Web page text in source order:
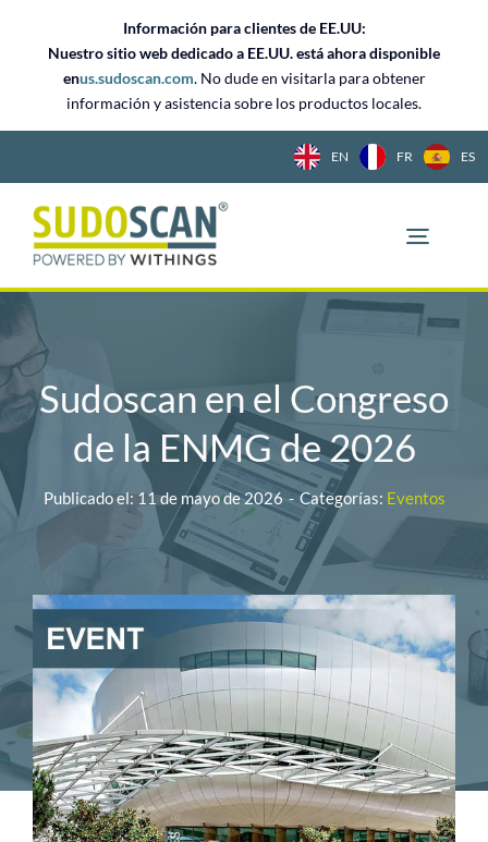
contenido
Información para clientes de EE.UU:
Nuestro sitio web dedicado a EE.UU. está ahora disponible
enus.sudoscan.com. No dude en visitarla para obtener
información y asistencia sobre los productos locales.
EN FR ES
Sudoscan en el Congreso
de la ENMG de 2026
Publicado el: 11 de mayo de 2026 - Categorías: Eventos